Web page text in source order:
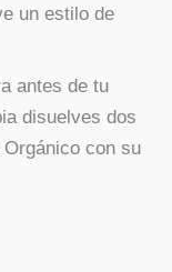
un estilo de
antes de tu
disuelves dos
con su